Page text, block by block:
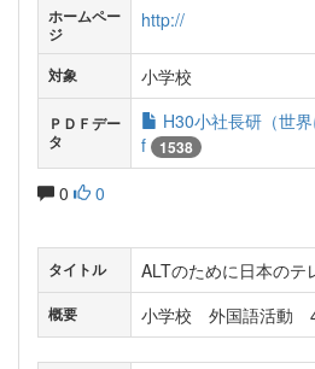
ホームペー
ジ
http://
対象 小学校
ＰＤＦデー
タ
H30小社長研（世
f
1538
0 0
タイトル ALTのために日本のテ
概要 小学校 外国語活動